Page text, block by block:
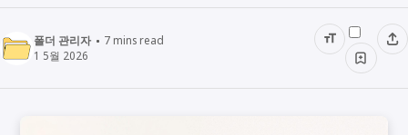
폴더 관리자 7mins read
1 5월 2026